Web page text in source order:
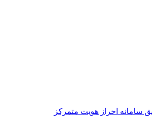
سامانه احراز هويت متمركز